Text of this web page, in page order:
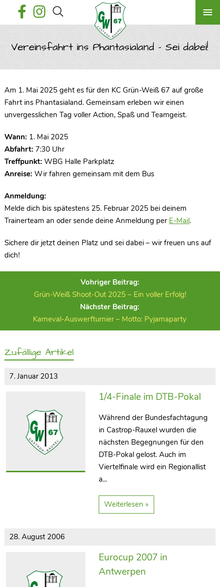
Vereinsfahrt ins Phantasialand – Sei dabei!
Am 1. Mai 2025 geht es für den KC Grün-Weiß 67 auf große
Fahrt ins Phantasialand. Gemeinsam erleben wir einen
unvergesslichen Tag voller Action, Spaß und Teamgeist.
Wann: 1. Mai 2025
Abfahrt: 7:30 Uhr
Treffpunkt: WBG Halle Parkplatz
Anreise: Wir fahren gemeinsam mit dem Bus
Anmeldung:
Melde dich bis spätestens 25. Februar 2025 bei deinem
Trainerteam an oder sende deine Anmeldung per E-Mail.
Sichere dir jetzt deinen Platz und sei dabei – wir freuen uns auf
dich!
Vohriger Beitrag:
Grün-Weiß Shoot-Out 2025 – Ein voller Erfolg!
Nächster Beitrag:
Karneval-Auswerfturnier – Motto: Pyjamaparty
Zufällige Artikel
7. Januar 2013
1/4-Finale im DTB-Pokal
Während der Bundesfachtagung
in Castrop-Rauxel wurden die
nächsten Begegnungen für den
DTB-Pokal gelost. Auch im
Viertelfinale wird ein Regionallist
a...
Weiterlesen »
28. August 2006
Eurocup 2007 in
Antwerpen